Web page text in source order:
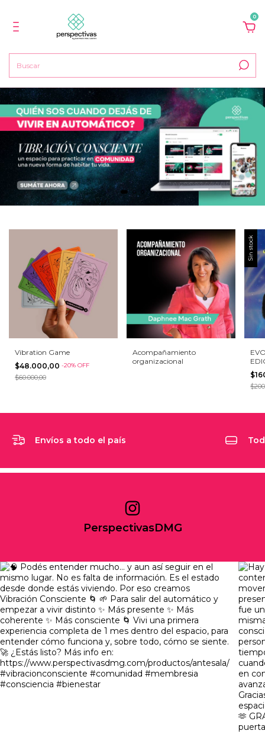
0
Vibration Game
$48.000,00 -20% OFF
$60.000,00
Acompañamiento
organizacional
Sin stock
Envíos a todo el país
PerspectivasDMG